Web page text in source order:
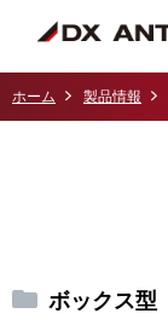
ホーム 製品情報
ボックス型